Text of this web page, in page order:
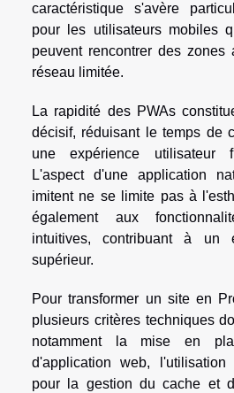
caractéristique s'avère
pour les utilisateurs mobiles
peuvent rencontrer des zones
réseau limitée.
La rapidité des PWAs
décisif, réduisant le temps de
une expérience utilisateur
L'aspect d'une application
imitent ne se limite pas à
également aux
intuitives, contribuant à un
supérieur.
Pour transformer un site en
plusieurs critères techniques
notamment la mise en
d'application web,
pour la gestion du cache et